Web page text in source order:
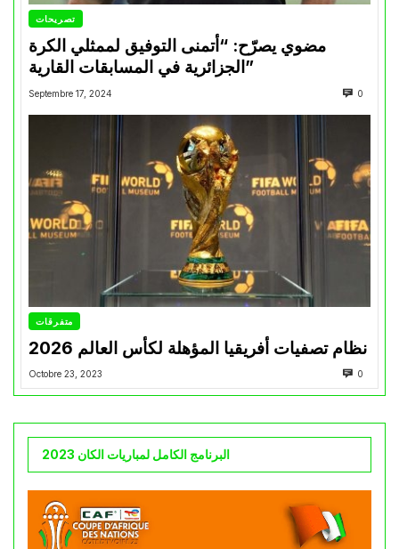
تصريحات
مضوي يصرّح: “أتمنى التوفيق لممثلي الكرة
الجزائرية في المسابقات القارية”
Septembre 17, 2024 0
متفرقات
نظام تصفيات أفريقيا المؤهلة لكأس العالم 2026
Octobre 23, 2023 0
البرنامج الكامل لمباريات الكان 2023